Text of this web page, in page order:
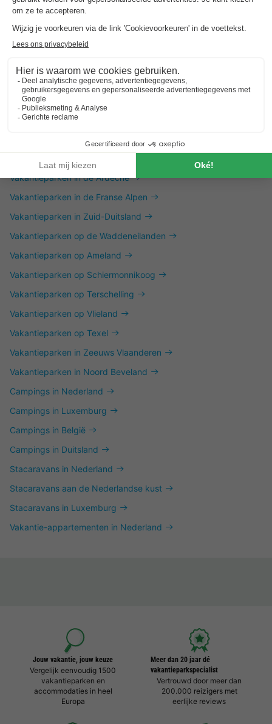
Dit is ook interessant
Vakantieparken in Zuid-Limburg
Vakantieparken aan de Friese Meren
Vakantieparken aan het IJselmeer
Vakantieparken in de Ardeche
Vakantieparken in de Franse Alpen
Vakantieparken in Zuid-Duitsland
Vakantieparken op de Waddeneilanden
Vakantieparken op Ameland
Vakantieparken op Schiermonnikoog
Vakantieparken op Terschelling
Vakantieparken op Vlieland
Vakantieparken op Texel
Vakantieparken in Zeeuws Vlaanderen
Vakantieparken in Noord Beveland
Campings in Nederland
Campings in Luxemburg
Campings in België
Campings in Duitsland
Stacaravans in Nederland
Stacaravans aan de Nederlandse kust
Stacaravans in Luxemburg
Vakantie-appartementen in Nederland
Jouw vakantie, jouw keuze
Vergelijk eenvoudig 1500
vakantieparken en
accommodaties in heel
Europa
Meer dan 20 jaar dé
vakantieparkspecialist
Vertrouwd door meer dan
200.000 reizigers met
eerlijke reviews